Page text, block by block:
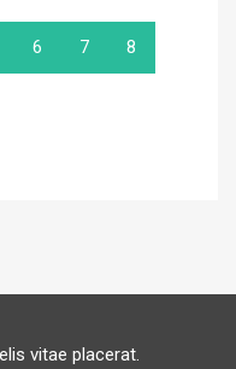
6 7 8
vitae placerat.